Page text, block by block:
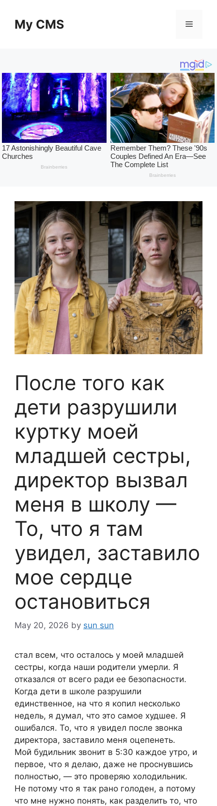
contentMy CMS Menu
После того как
дети разрушили
куртку моей
младшей сестры,
директор вызвал
меня в школу —
То, что я там
увидел, заставило
мое сердце
остановиться
May 20, 2026 by sun sun
стал всем, что осталось у моей младшей
сестры, когда наши родители умерли. Я
отказался от всего ради ее безопасности.
Когда дети в школе разрушили
единственное, на что я копил несколько
недель, я думал, что это самое худшее. Я
ошибался. То, что я увидел после звонка
директора, заставило меня оцепенеть.
Мой будильник звонит в 5:30 каждое утро, и
первое, что я делаю, даже не проснувшись
полностью, — это проверяю холодильник.
Не потому что я так рано голоден, а потому
что мне нужно понять, как разделить то, что